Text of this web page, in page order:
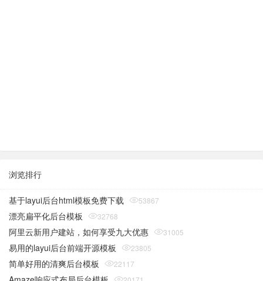
浏览排行
基于layui后台html模板免费下载 53867
漂亮扁平化后台模板 32768
阿里云新用户建站，如何享受九大优惠 31005
易用的layui后台前端开源模板 23805
简单好用的清爽后台模板 22117